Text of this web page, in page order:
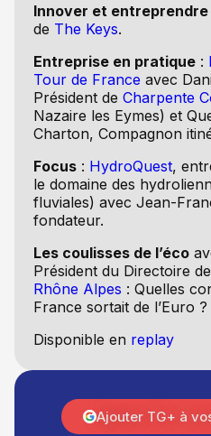
Innover et entreprendre
de The Keys.
Entreprise en pratique:
Tour de France avec
Président de Charpente
Nazaire les Eymes) et
Charton, Compagnon
Focus: HydroQuest,
le domaine des
fluviales) avec Jean-
fondateur.
Les coulisses de l’éco
Président du Directoire
Rhône Alpes : Quelles
France sortait de l’Euro ?
Disponible en replay
Ajouter TG+ à